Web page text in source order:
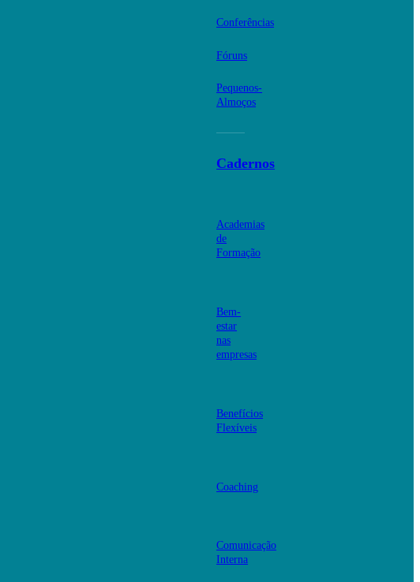
Conferências
Fóruns
Pequenos-
Almoços
Cadernos
Academias
de
Formação
Bem-
estar
nas
empresas
Benefícios
Flexíveis
Coaching
Comunicação
Interna